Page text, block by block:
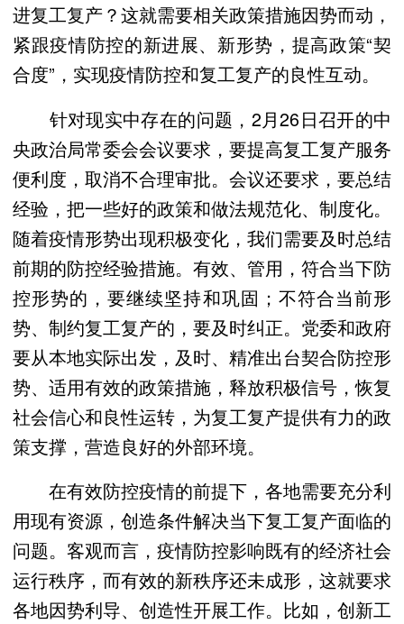
进复工复产？这就需要相关政策措施因势而动，
紧跟疫情防控的新进展、新形势，提高政策“契
合度”，实现疫情防控和复工复产的良性互动。
针对现实中存在的问题，2月26日召开的中
央政治局常委会会议要求，要提高复工复产服务
便利度，取消不合理审批。会议还要求，要总结
经验，把一些好的政策和做法规范化、制度化。
随着疫情形势出现积极变化，我们需要及时总结
前期的防控经验措施。有效、管用，符合当下防
控形势的，要继续坚持和巩固；不符合当前形
势、制约复工复产的，要及时纠正。党委和政府
要从本地实际出发，及时、精准出台契合防控形
势、适用有效的政策措施，释放积极信号，恢复
社会信心和良性运转，为复工复产提供有力的政
策支撑，营造良好的外部环境。
在有效防控疫情的前提下，各地需要充分利
用现有资源，创造条件解决当下复工复产面临的
问题。客观而言，疫情防控影响既有的经济社会
运行秩序，而有效的新秩序还未成形，这就要求
各地因势利导、创造性开展工作。比如，创新工